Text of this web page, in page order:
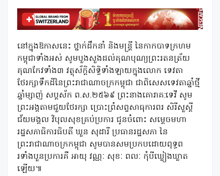
នៅក្នុងឱកាសនេះ ថ្នាក់ដឹកនាំ និងមន្ត្រី នៃកាកបាទក្រហម
កម្ពុជាទាំងអស់ សូមបួងសួងដល់គុណបុណ្យព្រះរតនត្រ័យ
គុណកែវទាំង៣ វត្ថុស័ក្តិសិទ្ធិទាំងឡាយក្នុងលោក ទេវតា
ថែរក្សាទឹកដីនៃព្រះរាជាណាចក្រកម្ពុជា ជាពិសេសទេវតាឆ្នាំថ្មី
ឆ្នាំម្សាញ់ សប្តស័ក ព.ស.២៥៦៩ ព្រះនាងគោរាគ:ទេវី សូម
ព្រះអង្គតាមជួយថែរក្សា ប្រោះព្រំសព្ទសាធុការពរ សិរីសួស្តី
ជ័យមង្គល វិបុលសុខគ្រប់ប្រការ ជូនចំពោះ សម្តេចមហា
រដ្ឋសភាធិការធិបតី ឃួន សុដារី ប្រធានរដ្ឋសភា នៃ
ព្រះរាជាណាចក្រកម្ពុជា សូមបានសមប្រកបដោយពុទ្ធព
រទាំងបួនប្រការគឺ អាយុ វណ្ណៈ សុខៈ ពលៈ កុំបីឃ្លៀងឃ្លាត
ឡើយ៕